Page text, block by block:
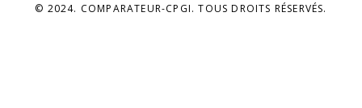
© 2024. COMPARATEUR-CPGI. TOUS DROITS RÉSERVÉS.